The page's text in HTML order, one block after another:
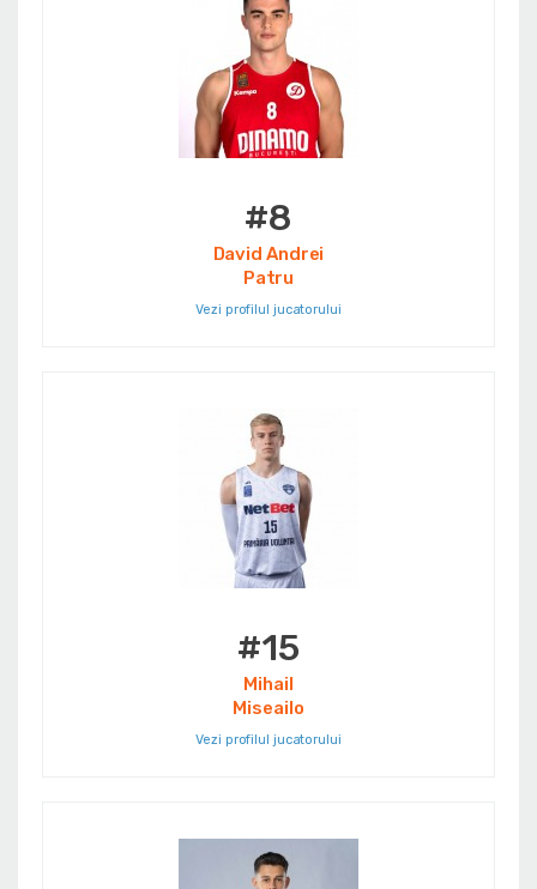
#8
David Andrei
Patru
Vezi profilul jucatorului
#15
Mihail
Miseailo
Vezi profilul jucatorului